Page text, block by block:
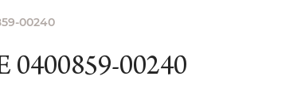
00240
00240